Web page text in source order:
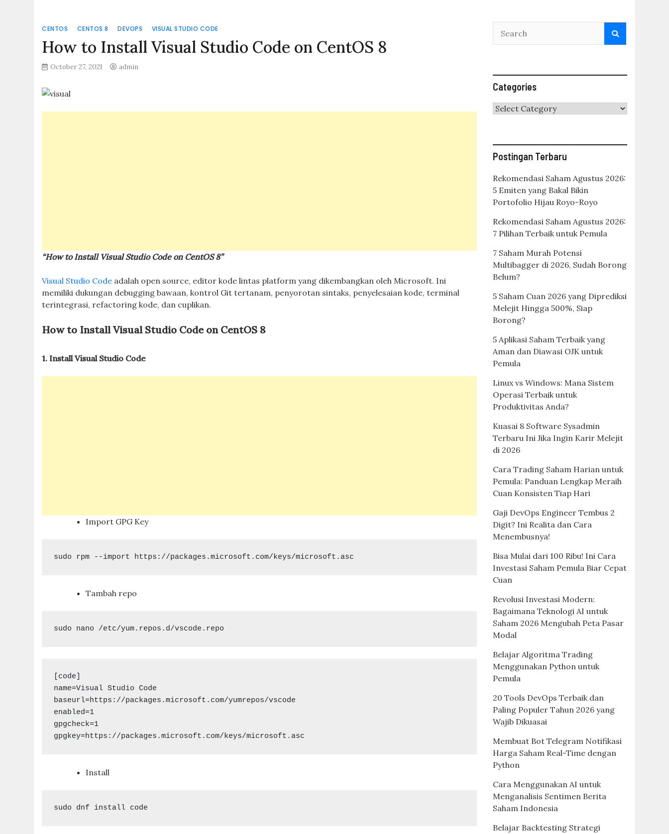
CENTOS CENTOS 8 DEVOPS VISUAL STUDIO CODE
How to Install Visual Studio Code on CentOS 8
October 27, 2021 admin
“How to Install Visual Studio Code on CentOS 8”
Visual Studio Code adalah open source, editor kode lintas platform yang dikembangkan oleh Microsoft. Ini
memiliki dukungan debugging bawaan, kontrol Git tertanam, penyorotan sintaks, penyelesaian kode, terminal
terintegrasi, refactoring kode, dan cuplikan.
How to Install Visual Studio Code on CentOS 8
1. Install Visual Studio Code
Import GPG Key
sudo rpm --import https://packages.microsoft.com/keys/microsoft.asc
Tambah repo
sudo nano /etc/yum.repos.d/vscode.repo
[code]
name=Visual Studio Code
baseurl=https://packages.microsoft.com/yumrepos/vscode
enabled=1
gpgcheck=1
gpgkey=https://packages.microsoft.com/keys/microsoft.asc
Install
sudo dnf install code
Categories
Categories
Postingan Terbaru
Rekomendasi Saham Agustus 2026:
5 Emiten yang Bakal Bikin
Portofolio Hijau Royo-Royo
Rekomendasi Saham Agustus 2026:
7 Pilihan Terbaik untuk Pemula
7 Saham Murah Potensi
Multibagger di 2026, Sudah Borong
Belum?
5 Saham Cuan 2026 yang Diprediksi
Melejit Hingga 500%, Siap
Borong?
5 Aplikasi Saham Terbaik yang
Aman dan Diawasi OJK untuk
Pemula
Linux vs Windows: Mana Sistem
Operasi Terbaik untuk
Produktivitas Anda?
Kuasai 8 Software Sysadmin
Terbaru Ini Jika Ingin Karir Melejit
di 2026
Cara Trading Saham Harian untuk
Pemula: Panduan Lengkap Meraih
Cuan Konsisten Tiap Hari
Gaji DevOps Engineer Tembus 2
Digit? Ini Realita dan Cara
Menembusnya!
Bisa Mulai dari 100 Ribu! Ini Cara
Investasi Saham Pemula Biar Cepat
Cuan
Revolusi Investasi Modern:
Bagaimana Teknologi AI untuk
Saham 2026 Mengubah Peta Pasar
Modal
Belajar Algoritma Trading
Menggunakan Python untuk
Pemula
20 Tools DevOps Terbaik dan
Paling Populer Tahun 2026 yang
Wajib Dikuasai
Membuat Bot Telegram Notifikasi
Harga Saham Real-Time dengan
Python
Cara Menggunakan AI untuk
Menganalisis Sentimen Berita
Saham Indonesia
Belajar Backtesting Strategi